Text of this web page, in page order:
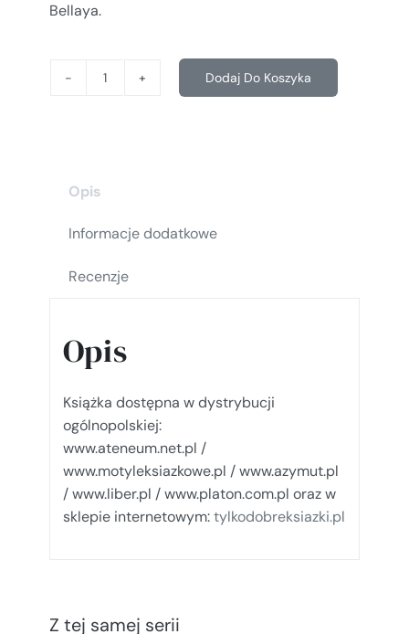
Bellaya.
ilość
Dodaj Do Koszyka
Opis
Informacje dodatkowe
Recenzje
Opis
Książka dostępna w dystrybucji
ogólnopolskiej:
www.ateneum.net.pl /
www.motyleksiazkowe.pl / www.azymut.pl
/ www.liber.pl / www.platon.com.pl oraz w
sklepie internetowym:tylkodobreksiazki.pl
Z tej samej serii